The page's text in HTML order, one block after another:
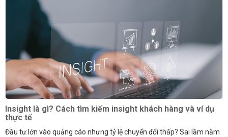
Insight là gì? Cách tìm kiếm insight khách hàng và ví dụ
thực tế
Đầu tư lớn vào quảng cáo nhưng tỷ lệ chuyển đổi thấp? Sai lầm nằm